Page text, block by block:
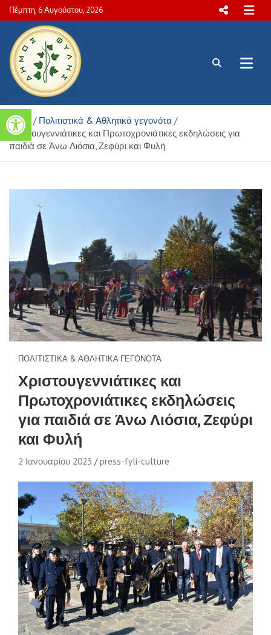
Ανοίξτε τη γραμμή εργαλείων
Skip
to
content
Πέμπτη, 6 Αυγούστου, 2026
Πολιτιστικές και Aθλητικές
δραστηριότητες Δήμου Φυλής
Home
Πολιτιστικά & Αθλητικά γεγονότα
Χριστουγεννιάτικες και Πρωτοχρονιάτικες εκδηλώσεις για
παιδιά σε Άνω Λιόσια, Ζεφύρι και Φυλή
ΠΟΛΙΤΙΣΤΙΚΆ & ΑΘΛΗΤΙΚΆ ΓΕΓΟΝΌΤΑ
Χριστουγεννιάτικες και
Πρωτοχρονιάτικες εκδηλώσεις
για παιδιά σε Άνω Λιόσια, Ζεφύρι
και Φυλή
2 Ιανουαρίου 2023 press-fyli-culture